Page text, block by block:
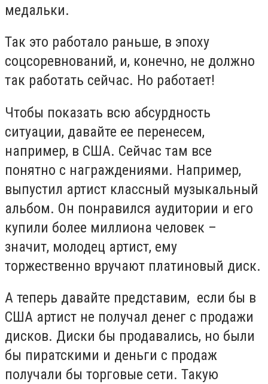
медальки.
Так это работало раньше, в эпоху
соцсоревнований, и, конечно, не должно
так работать сейчас. Но работает!
Чтобы показать всю абсурдность
ситуации, давайте ее перенесем,
например, в США. Сейчас там все
понятно с награждениями. Например,
выпустил артист классный музыкальный
альбом. Он понравился аудитории и его
купили более миллиона человек –
значит, молодец артист, ему
торжественно вручают платиновый диск.
А теперь давайте представим, если бы в
США артист не получал денег с продажи
дисков. Диски бы продавались, но были
бы пиратскими и деньги с продаж
получали бы торговые сети. Такую